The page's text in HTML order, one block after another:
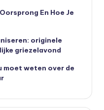
En Hoe Je
originele
griezelavond
moet weten over de